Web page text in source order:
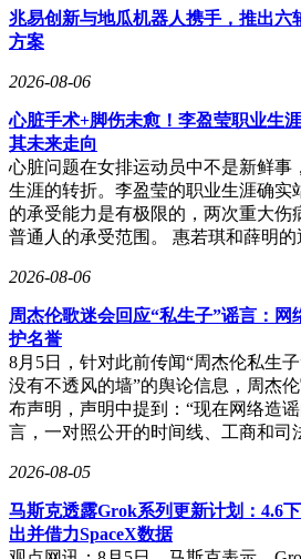
兆易创新与地瓜机器人携手，推出六
方案
2026-08-06
心脏手术+脚伤未愈！李盈莹职业生
其未来走向
心脏问题在女排运动员中不是新鲜事
生涯的转折。李盈莹的职业生涯确实
的承受能力是有极限的，两次重大伤
普通人的承受范围。 惠若琪和薛明
2026-08-06
周杰伦歌迷会回应“私生子”谣言：网
护名誉
8月5日，针对此前传闻“周杰伦私生
没有不透风的墙”的舆论信息，周杰
布声明，声明中提到：“现在网络造
言，一对照公开的时间线、工商和
2026-08-05
马斯克透露Grok系列更新计划：4.6
出并借力SpaceX数据